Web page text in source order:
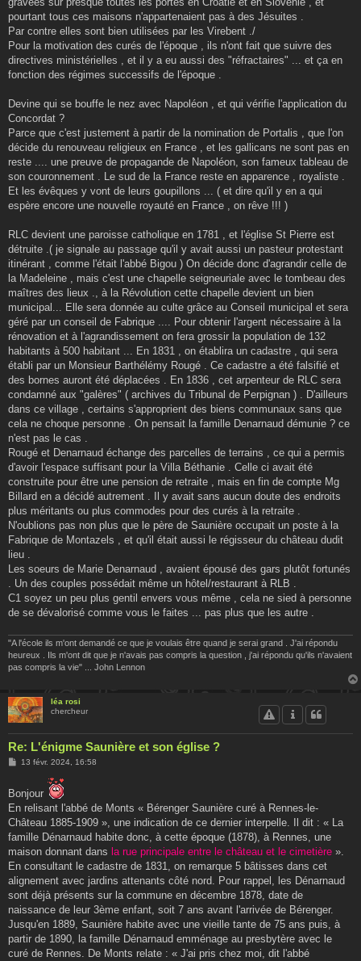
pourtant tous ces maisons n'appartenaient pas à des Jésuites .
Par contre elles sont bien utilisées par les Virebent ./
Pour la motivation des curés de l'époque , ils n'ont fait que suivre des
directives ministérielles , et il y a eu aussi des "réfractaires" ... et ça en
fonction des régimes successifs de l'époque .
Devine qui se bouffe le nez avec Napoléon , et qui vérifie l'application du
Concordat ?
Parce que c'est justement à partir de la nomination de Portalis , que l'on
décide du renouveau religieux en France , et les gallicans ne sont pas en
reste .... une preuve de propagande de Napoléon, son fameux tableau de
son couronnement . Le sud de la France reste en apparence , royaliste .
Et les évêques y vont de leurs goupillons ... ( et dire qu'il y en a qui
espère encore une nouvelle royauté en France , on rêve !!! )
RLC devient une paroisse catholique en 1781 , et l'église St Pierre est
détruite .( je signale au passage qu'il y avait aussi un pasteur protestant
itinérant , comme l'était l'abbé Bigou ) On décide donc d'agrandir celle de
la Madeleine , mais c'est une chapelle seigneuriale avec le tombeau des
maîtres des lieux ., à la Révolution cette chapelle devient un bien
municipal... Elle sera donnée au culte grâce au Conseil municipal et sera
géré par un conseil de Fabrique .... Pour obtenir l'argent nécessaire à la
rénovation et à l'agrandissement on fera grossir la population de 132
habitants à 500 habitant ... En 1831 , on établira un cadastre , qui sera
établi par un Monsieur Barthélémy Rougé . Ce cadastre a été falsifié et
des bornes auront été déplacées . En 1836 , cet arpenteur de RLC sera
condamné aux "galères" ( archives du Tribunal de Perpignan ) . D'ailleurs
dans ce village , certains s'approprient des biens communaux sans que
cela ne choque personne . On pensait la famille Denarnaud démunie ? ce
n'est pas le cas .
Rougé et Denarnaud échange des parcelles de terrains , ce qui a permis
d'avoir l'espace suffisant pour la Villa Béthanie . Celle ci avait été
construite pour être une pension de retraite , mais en fin de compte Mg
Billard en a décidé autrement . Il y avait sans aucun doute des endroits
plus méritants ou plus commodes pour des curés à la retraite .
N'oublions pas non plus que le père de Saunière occupait un poste à la
Fabrique de Montazels , et qu'il était aussi le régisseur du château dudit
lieu .
Les soeurs de Marie Denarnaud , avaient épousé des gars plutôt fortunés
. Un des couples possédait même un hôtel/restaurant à RLB .
C1 soyez un peu plus gentil envers vous même , cela ne sied à personne
de se dévalorisé comme vous le faites ... pas plus que les autre .
"A l'école ils m'ont demandé ce que je voulais être quand je serai grand . J'ai répondu
heureux . Ils m'ont dit que je n'avais pas compris la question , j'ai répondu qu'ils n'avaient
pas compris la vie" ... John Lennon
léa rosi
chercheur
Re: L'énigme Saunière et son église ?
M
s
a
g
e
13 févr. 2024, 16:58
Bonjour
En relisant l'abbé de Monts « Bérenger Saunière curé à Rennes-le-
Château 1885-1909 », une indication de ce dernier interpelle. Il dit : « La
famille Dénarnaud habite donc, à cette époque (1878), à Rennes, une
maison donnant dans la rue principale entre le château et le cimetière ».
En consultant le cadastre de 1831, on remarque 5 bâtisses dans cet
alignement avec jardins attenants côté nord. Pour rappel, les Dénarnaud
sont déjà présents sur la commune en décembre 1878, date de
naissance de leur 3ème enfant, soit 7 ans avant l'arrivée de Bérenger.
Jusqu'en 1889, Saunière habite avec une vieille tante de 75 ans puis, à
partir de 1890, la famille Dénarnaud emménage au presbytère avec le
curé de Rennes. De Monts relate : « J'ai pris chez moi, dit l'abbé